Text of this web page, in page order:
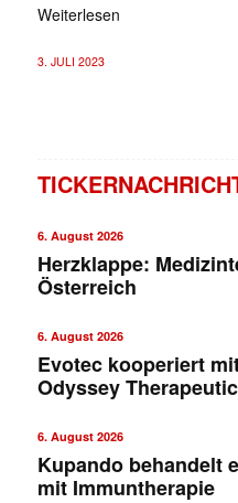
Weiterlesen
3. JULI 2023
6. August 2026
Herzklappe:
Österreich
6. August 2026
Evotec kooperiert
Odyssey
6. August 2026
Kupando behandelt
mit Immuntherapie